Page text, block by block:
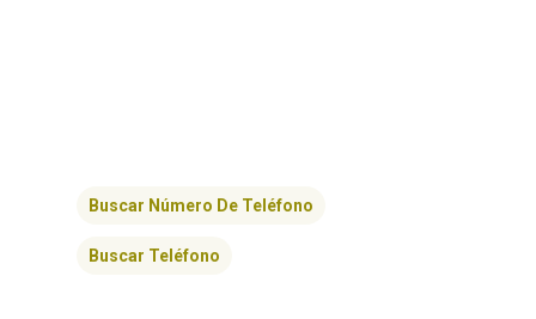
Buscar Número De Teléfono
Buscar Teléfono